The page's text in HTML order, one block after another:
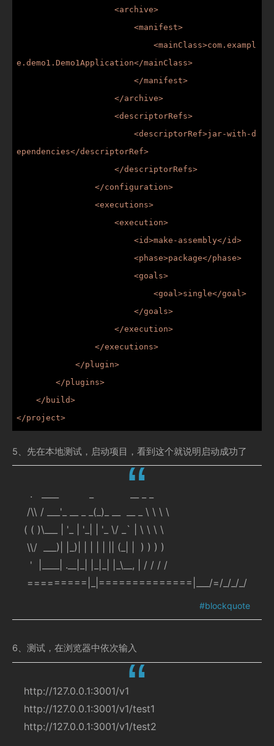
<archive>
<manifest>
<mainClass>com.exampl
e.demo1.Demo1Application</mainClass>
</manifest>
</archive>
<descriptorRefs>
<descriptorRef>jar-with-d
ependencies</descriptorRef>
</descriptorRefs>
</configuration>
<executions>
<execution>
<id>make-assembly</id>
<phase>package</phase>
<goals>
<goal>single</goal>
</goals>
</execution>
</executions>
</plugin>
</plugins>
</build>
</project>
5、先在本地测试，启动项目，看到这个就说明启动成功了
.   ____          _            __ _ _
/\\ / ___'_ __ _ _(_)_ __  __ _ \ \ \ \
( ( )\___ | '_ | '_| | '_ \/ _` | \ \ \ \
\\/  ___)| |_)| | | | | || (_| |  ) ) ) )
'  |____| .__|_| |_|_| |_\__, | / / / /
=========|_|==============|___/=/_/_/_/
6、测试，在浏览器中依次输入
http://127.0.0.1:3001/v1
http://127.0.0.1:3001/v1/test1
http://127.0.0.1:3001/v1/test2